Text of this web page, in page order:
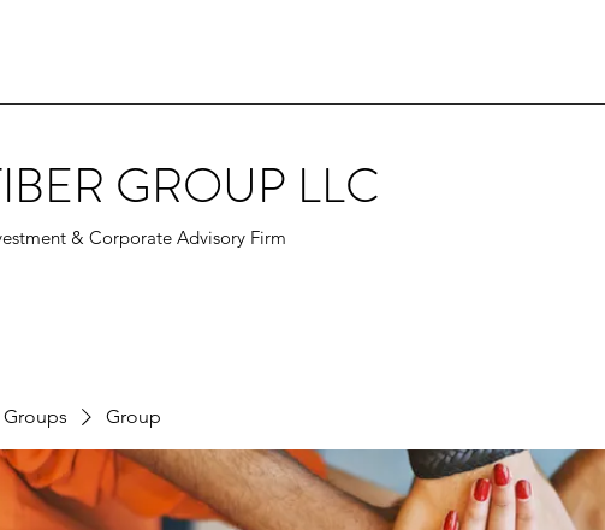
GROUP LLC
& Corporate Advisory Firm
Groups Group